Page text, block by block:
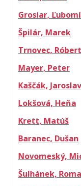
Grosiar,
Špilár, Marek
Trnovec, Róbert
Mayer, Peter
Kaščák, Jaroslav
Lokšová, Heňa
Krett, Matúš
Baranec, Dušan
Novomeský,
Šulhánek,